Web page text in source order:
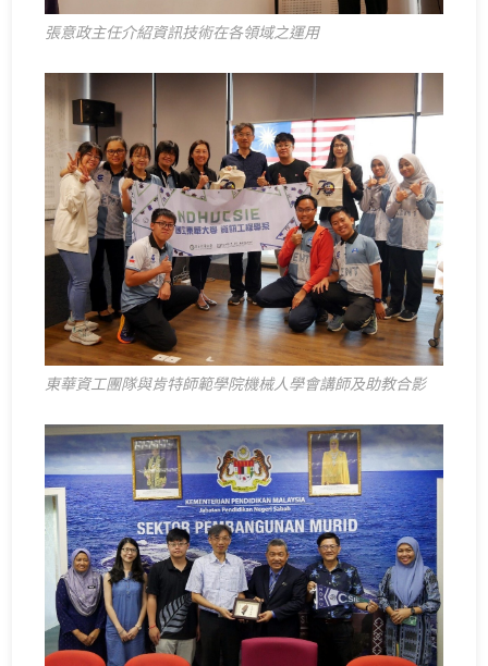
張意政主任介紹資訊技術在各領域之運用
東華資工團隊與肯特師範學院機械人學會講師及助教合影